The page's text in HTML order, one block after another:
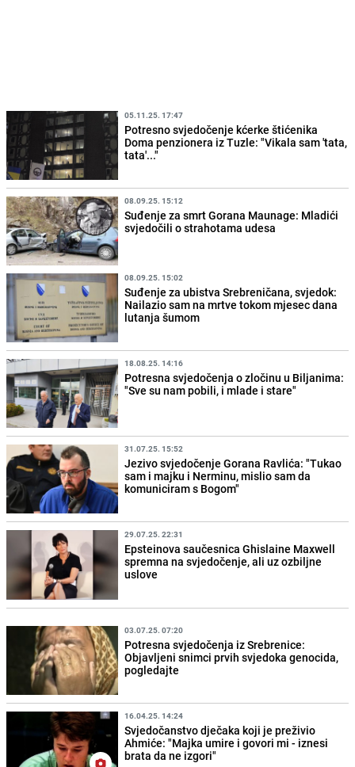
05.11.25. 17:47
Potresno svjedočenje kćerke štićenika
Doma penzionera iz Tuzle: "Vikala sam 'tata,
tata'..."
08.09.25. 15:12
Suđenje za smrt Gorana Maunage: Mladići
svjedočili o strahotama udesa
08.09.25. 15:02
Suđenje za ubistva Srebreničana, svjedok:
Nailazio sam na mrtve tokom mjesec dana
lutanja šumom
18.08.25. 14:16
Potresna svjedočenja o zločinu u Biljanima:
"Sve su nam pobili, i mlade i stare"
31.07.25. 15:52
Jezivo svjedočenje Gorana Ravlića: "Tukao
sam i majku i Nerminu, mislio sam da
komuniciram s Bogom"
29.07.25. 22:31
Epsteinova saučesnica Ghislaine Maxwell
spremna na svjedočenje, ali uz ozbiljne
uslove
03.07.25. 07:20
Potresna svjedočenja iz Srebrenice:
Objavljeni snimci prvih svjedoka genocida,
pogledajte
16.04.25. 14:24
Svjedočanstvo dječaka koji je preživio
Ahmiće: "Majka umire i govori mi - iznesi
brata da ne izgori"